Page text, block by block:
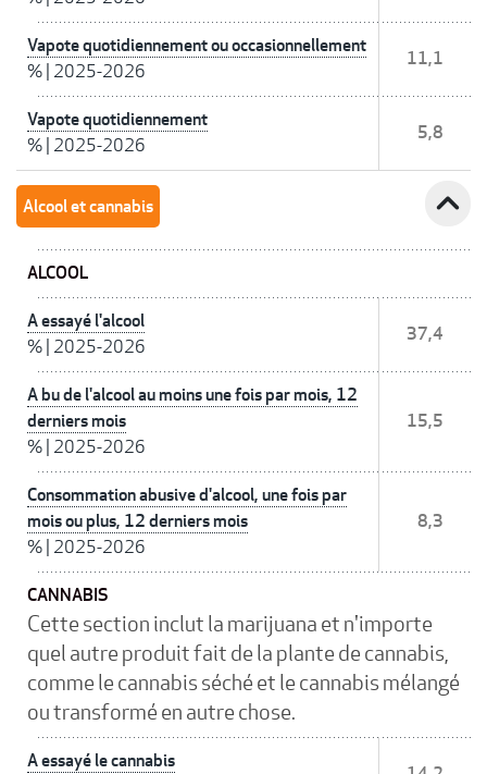
Vapote quotidiennement ou occasionnellement
% 2025-2026
11,1
Vapote quotidiennement
% 2025-2026
5,8
Alcool et cannabis expand_less
ALCOOL
A essayé l'alcool
% 2025-2026
37,4
A bu de l'alcool au moins une fois par mois, 12
derniers mois
% 2025-2026
15,5
Consommation abusive d'alcool, une fois par
mois ou plus, 12 derniers mois
% 2025-2026
8,3
CANNABIS
Cette section inclut la marijuana et n'importe
quel autre produit fait de la plante de cannabis,
comme le cannabis séché et le cannabis mélangé
ou transformé en autre chose.
A essayé le cannabis